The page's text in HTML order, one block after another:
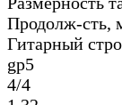
Продолж-сть,
Гитарный
gp5
4/4